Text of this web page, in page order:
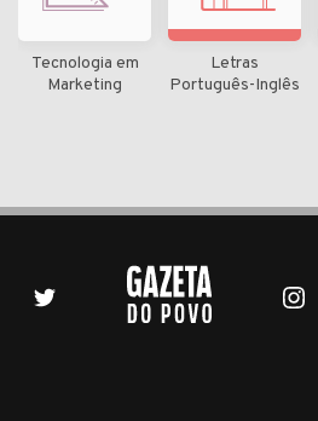
Tecnologia em
Marketing
Letras
Português-Inglês